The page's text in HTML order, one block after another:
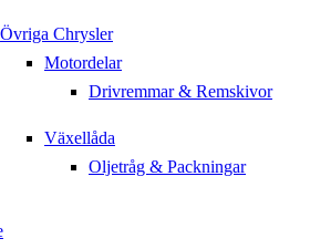
Övriga Chrysler
Motordelar
Drivremmar & Remskivor
Växellåda
Oljetråg & Packningar